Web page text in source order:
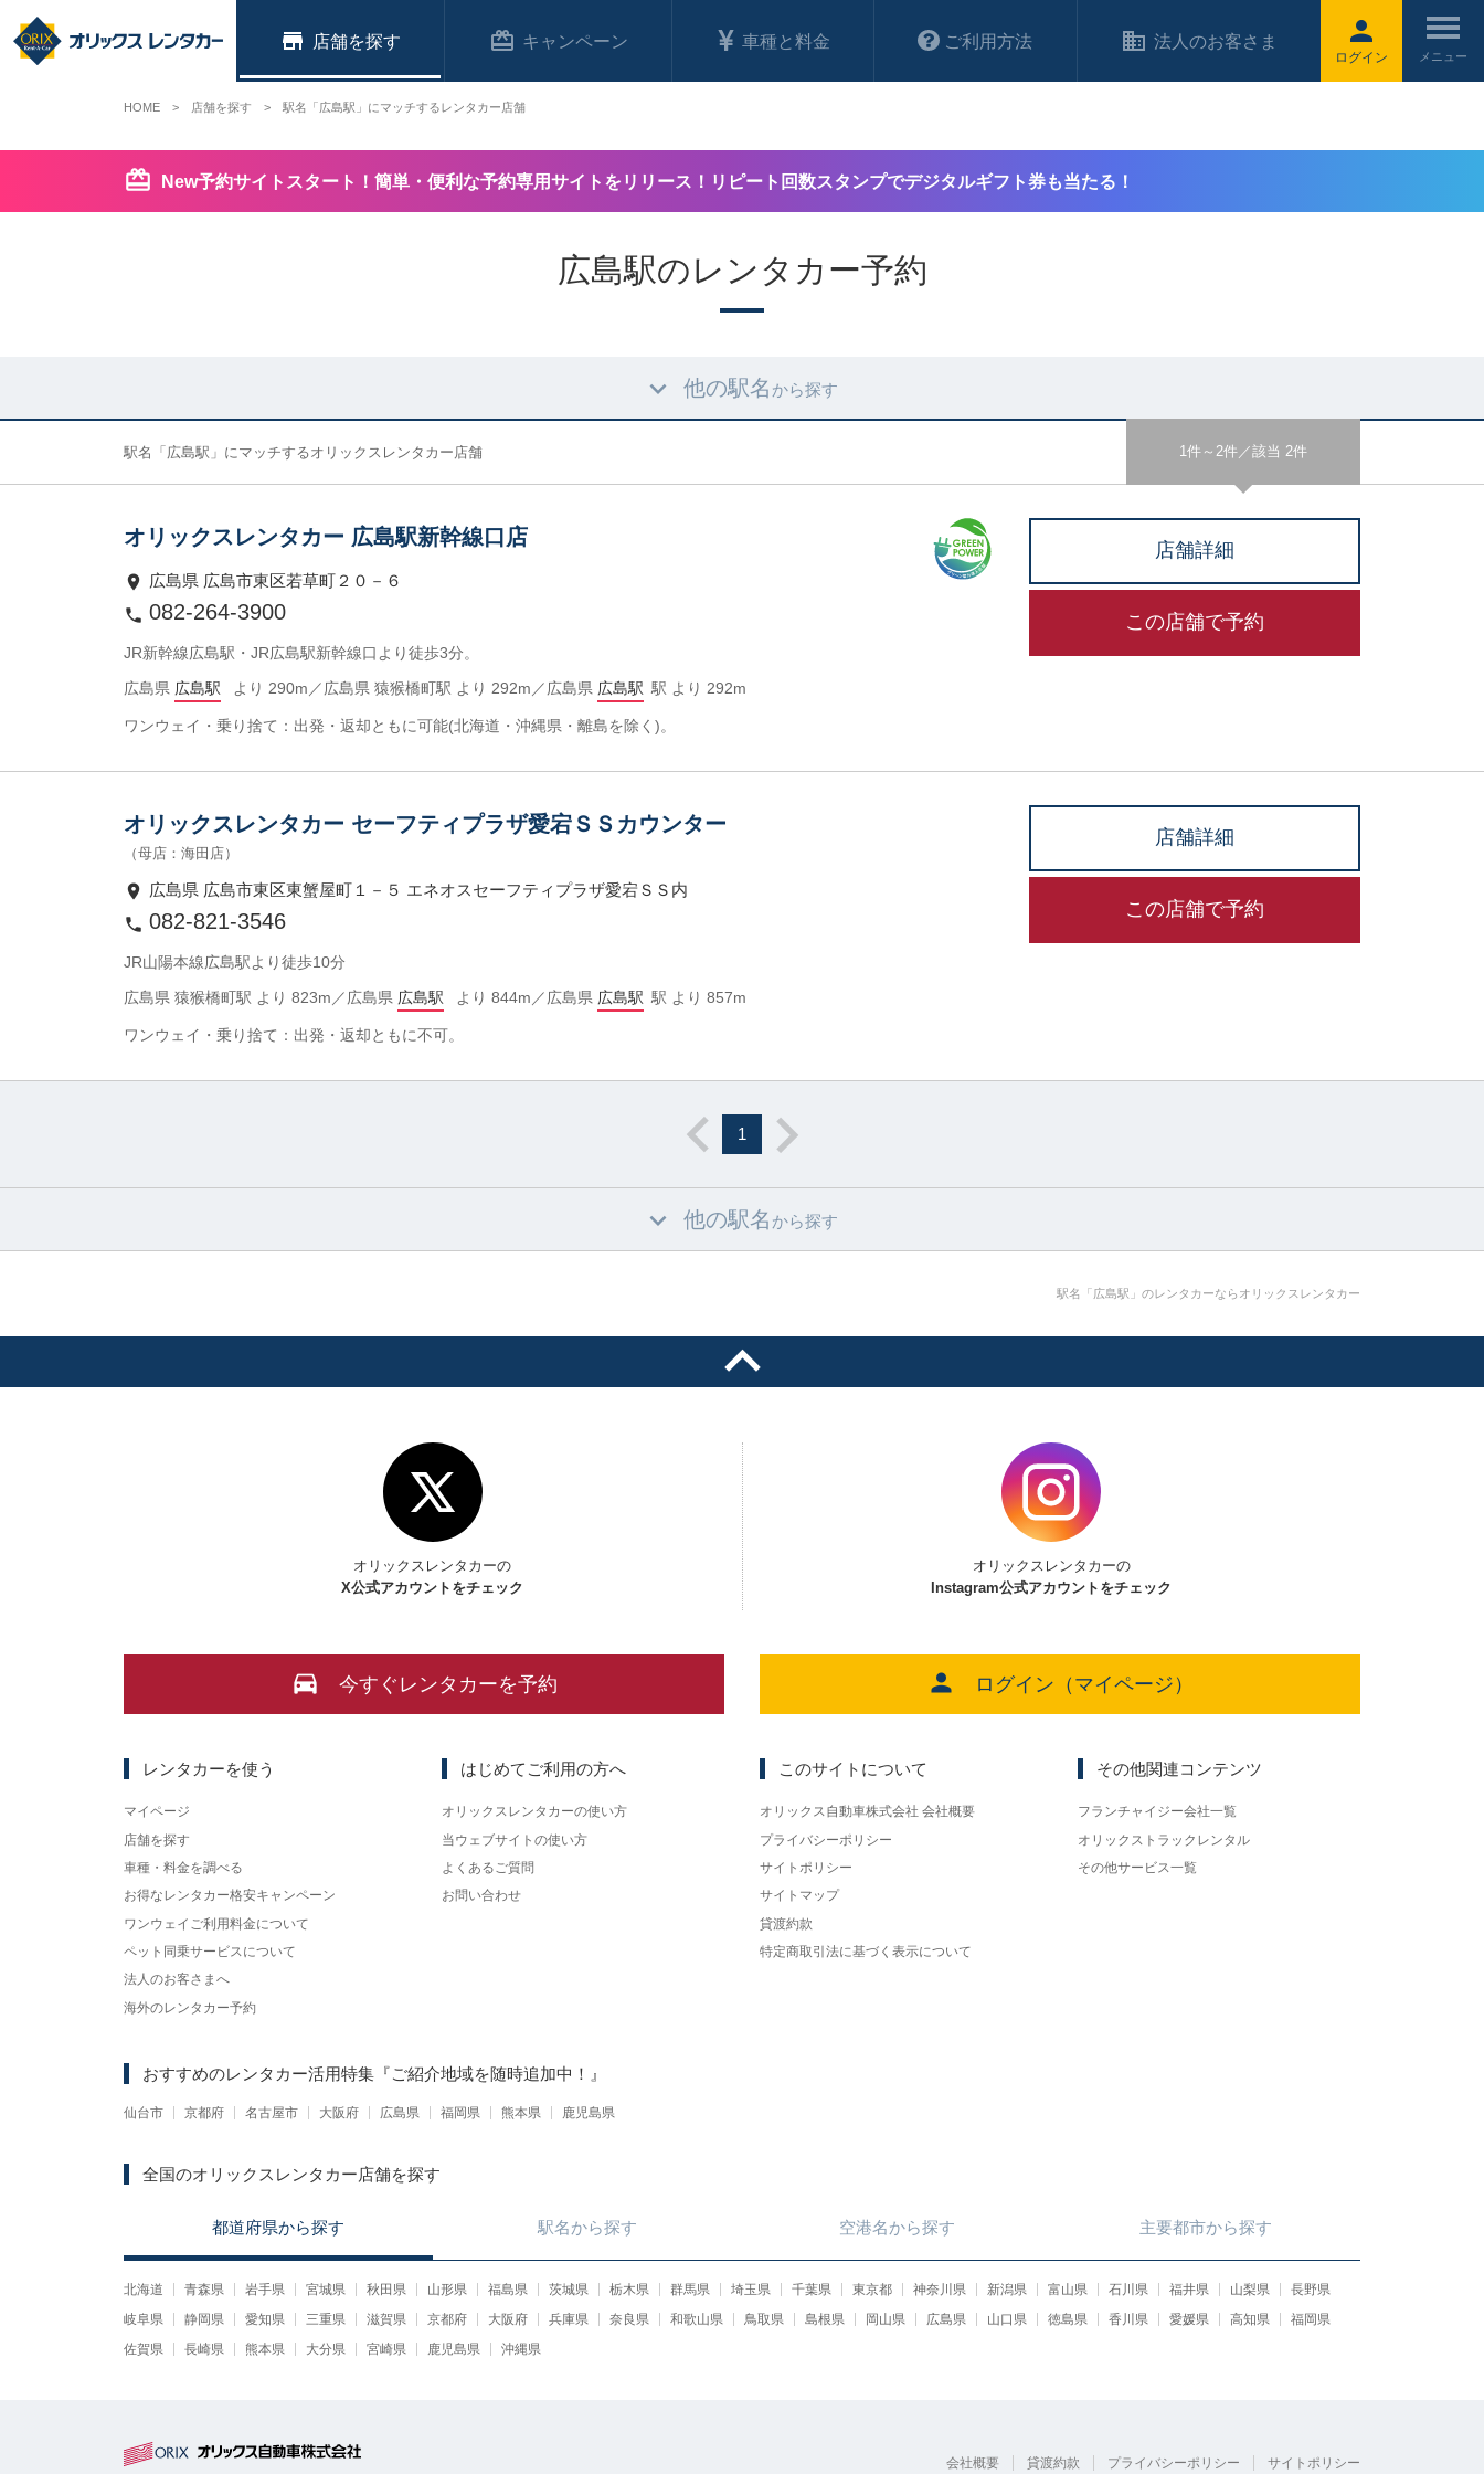
ログイン
店舗 キャンペーン 車種と料金 ご利用方法 法人のお客さま
New予約サイトスタート！簡単・便利な予約専用サイトをリリース！リピート回数スタンプでデジタルギフト券も当たる！
広島駅のレンタカー予約
他の駅名 から探す
1件～2件／該当 2件
駅名「広島駅」にマッチするオリックスレンタカー店舗
オリックスレンタカー 広島駅新幹線口店
広島県 広島市東区若草町２０－６
082-264-3900
JR新幹線広島駅・JR広島駅新幹線口より徒歩3分。
広島県 広島駅 より 290m／広島県 猿猴橋町駅 より 292m／広島県 広島駅 駅 より 292m
ワンウェイ・乗り捨て：出発・返却ともに可能(北海道・沖縄県・離島を除く)。
店舗詳細
この店舗で予約
オリックスレンタカー セーフティプラザ愛宕ＳＳカウンター
（母店：海田店）
広島県 広島市東区東蟹屋町１－５ エネオスセーフティプラザ愛宕ＳＳ内
082-821-3546
JR山陽本線広島駅より徒歩10分
広島県 猿猴橋町駅 より 823m／広島県 広島駅 より 844m／広島県 広島駅 駅 より 857m
ワンウェイ・乗り捨て：出発・返却ともに不可。
店舗詳細
この店舗で予約
1
他の駅名 から探す
駅名「広島駅」のレンタカーならオリックスレンタカー
HOME 店舗を探す 駅名「広島駅」にマッチするレンタカー店舗
オリックスレンタカーの
X公式アカウントをチェック
オリックスレンタカーの
Instagram公式アカウントをチェック
今すぐレンタカーを予約 ログイン（マイページ）
レンタカーを使う
マイページ
店舗を探す
車種・料金を調べる
お得なレンタカー格安キャンペーン
ワンウェイご利用料金について
ペット同乗サービスについて
法人のお客さまへ
海外のレンタカー予約
はじめてご利用の方へ
オリックスレンタカーの使い方
当ウェブサイトの使い方
よくあるご質問
お問い合わせ
このサイトについて
オリックス自動車株式会社 会社概要
プライバシーポリシー
サイトポリシー
サイトマップ
貸渡約款
特定商取引法に基づく表示について
その他関連コンテンツ
フランチャイジー会社一覧
オリックストラックレンタル
その他サービス一覧
おすすめのレンタカー活用特集 『ご紹介地域を随時追加中！』
仙台市 京都府 名古屋市 大阪府 広島県 福岡県 熊本県 鹿児島県
全国のオリックスレンタカー店舗を探す
都道府県から探す 駅名から探す 空港名から探す 主要都市から探す
北海道 青森県 岩手県 宮城県 秋田県 山形県 福島県 茨城県 栃木県 群馬県 埼玉県 千葉県 東京都 神奈川県 新潟県 富山県 石川県 福井県 山梨県
長野県
岐阜県
静岡県 愛知県 三重県 滋賀県 京都府 大阪府 兵庫県 奈良県 和歌山県 鳥取県 島根県 岡山県 広島県 山口県 徳島県 香川県 愛媛県 高知県
福岡県
佐賀県
長崎県 熊本県 大分県 宮崎県 鹿児島県 沖縄県
会社概要 貸渡約款 プライバシーポリシー サイトポリシー